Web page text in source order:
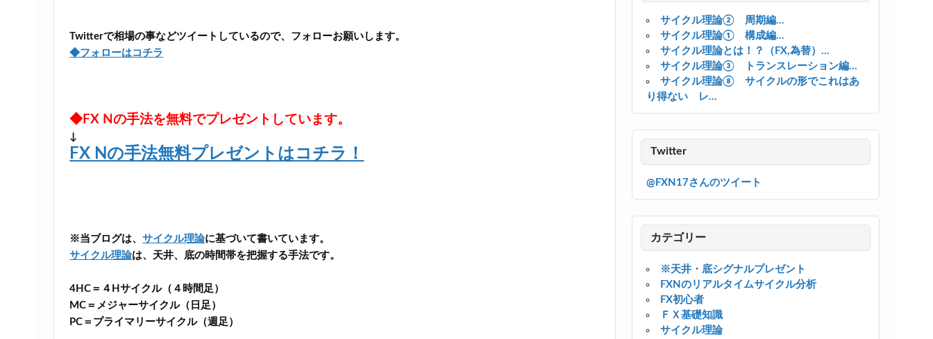
Twitterで相場の事などツイートしているので、フォローお願いします。
◆フォローはコチラ
◆FX Nの手法を無料でプレゼントしています。
↓
FX Nの手法無料プレゼントはコチラ！
※当ブログは、サイクル理論に基づいて書いています。
サイクル理論は、天井、底の時間帯を把握する手法です。
4HC＝４Hサイクル（４時間足）
MC＝メジャーサイクル（日足）
PC＝プライマリーサイクル（週足）
サイクル理論② 周期編...
サイクル理論① 構成編...
サイクル理論とは！？（FX,為替）...
サイクル理論③ トランスレーション編...
サイクル理論⑧ サイクルの形でこれはあ
り得ない レ...
Twitter
@FXN17さんのツイート
カテゴリー
※天井・底シグナルプレゼント
FXNのリアルタイムサイクル分析
FX初心者
ＦＸ基礎知識
サイクル理論